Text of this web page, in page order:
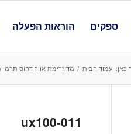
ספקים הוראות הפעלה
כאן: עמוד הבית / מד זרימת אויר דחוס
ux100-011